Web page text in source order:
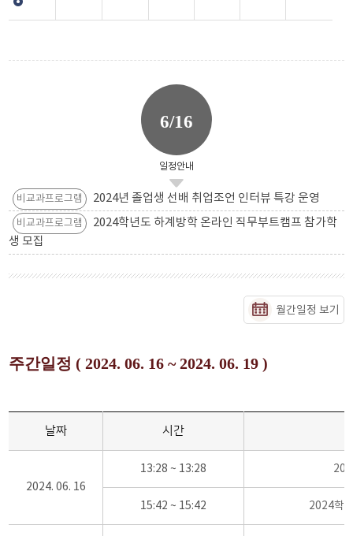
6/16
일정안내
비교과프로그램 2024년 졸업생 선배 취업조언 인터뷰 특강 운영
비교과프로그램
2024학년도 하계방학 온라인 직무부트캠프 참가학
생 모집
월간일정 보기
주간일정 ( 2024. 06. 16 ~ 2024. 06. 19 )
날짜 시간
2024. 06. 16
13:28 ~ 13:28
15:42 ~ 15:42 2024학